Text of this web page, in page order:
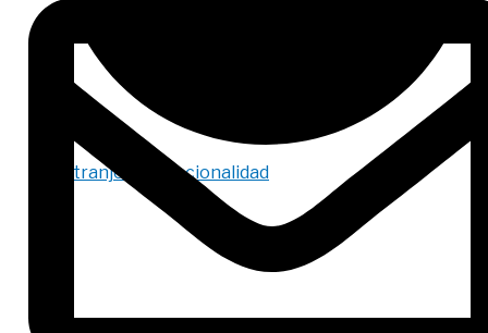
Extranjería y Nacionalidad